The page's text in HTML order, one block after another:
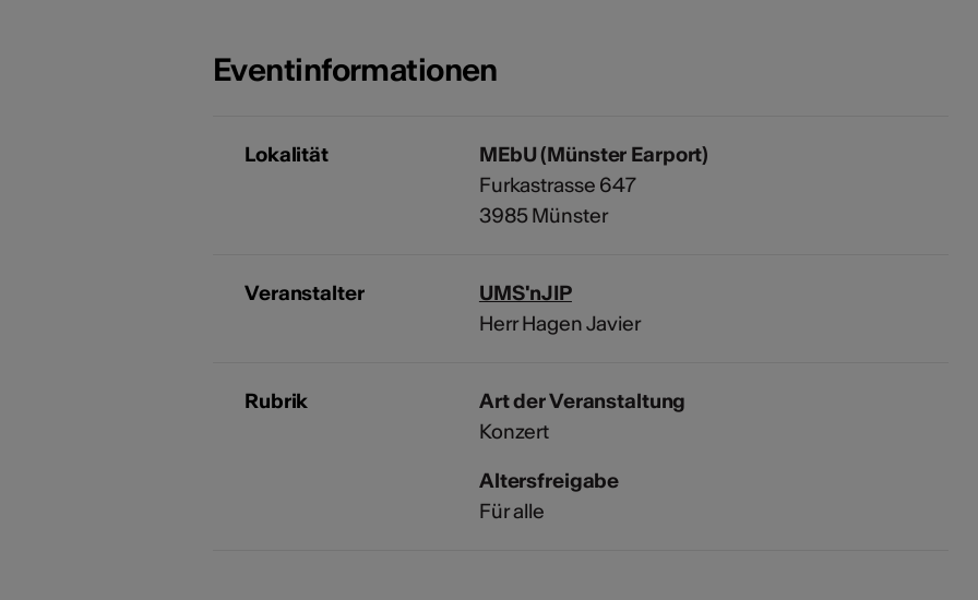
Eventinformationen
Lokalität
MEbU (Münster Earport)
Furkastrasse 647
3985 Münster
Veranstalter
UMS'nJIP
Herr Hagen Javier
Rubrik
Art der Veranstaltung
Konzert
Altersfreigabe
Für alle